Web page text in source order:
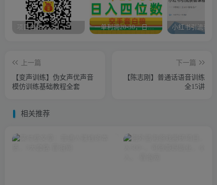
项目合作 一单利润20-30，日入四位数，空手套白狼，只要做就能赚，简单无套路
上一篇
【变声训练】伪女声优声音
模仿训练基础教程全套
下一篇
【陈志刚】普通话语音训练
全15讲
相关推荐